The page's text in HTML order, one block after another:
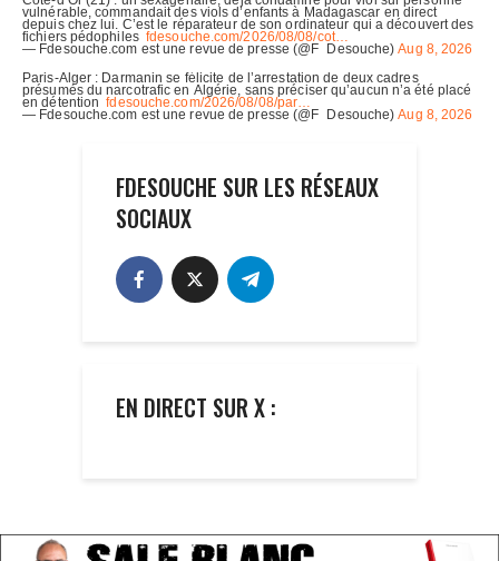
FDESOUCHE SUR LES RÉSEAUX
SOCIAUX
EN DIRECT SUR X :